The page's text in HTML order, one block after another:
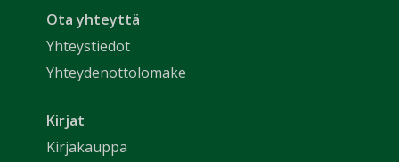
Ota yhteyttä
Yhteystiedot
Yhteydenottolomake
Kirjat
Kirjakauppa